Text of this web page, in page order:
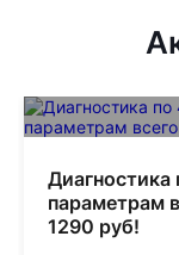
Диагностика
параметрам
1290 руб!